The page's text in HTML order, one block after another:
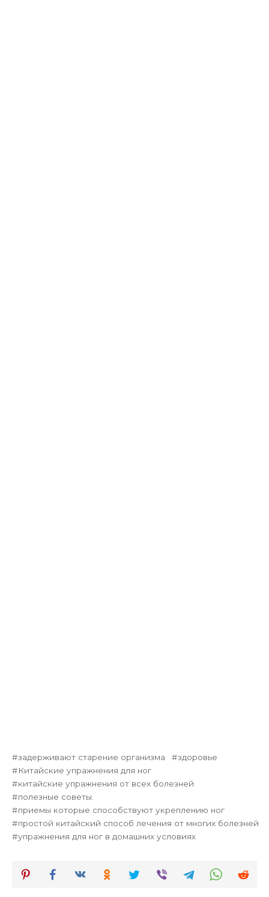
задерживают старение организма
здоровье
Китайские упражнения для ног
китайские упражнения от всех болезней
полезные советы.
приемы которые способствуют укреплению ног
простой китайский способ лечения от многих болезней
упражнения для ног в домашних условиях